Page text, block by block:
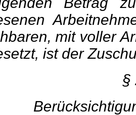
mit voller
ist der
§